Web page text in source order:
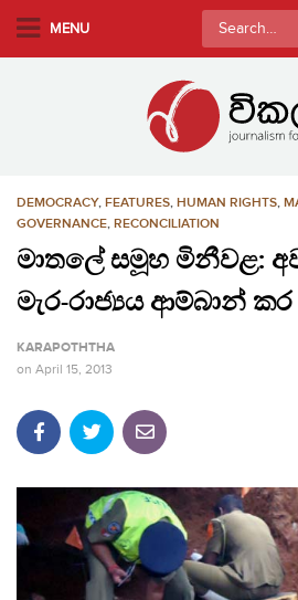
MENU
Search
for:
DEMOCRACY, FEATURES, HUMAN RIGHTS,
GOVERNANCE, RECONCILIATION
මාතලේ සමූහ මිනීවළ:
මැර-රාජ්‍යය ආම්බාන්
KARAPOTHTHA
on April 15, 2013